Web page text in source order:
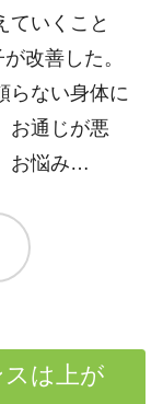
ていくこと
改善した。
らない身体に
お通じが悪
お悩み…
は上が